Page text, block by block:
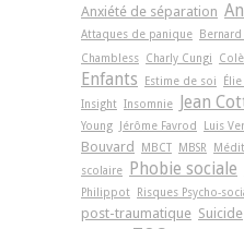
Anxiété de séparation
Attaques de panique Bernard
Chambless Charly Cungi
Enfants Estime de soi
Insight Insomnie Jean
Young
Jérôme Favrod Luis
Bouvard
MBCT MBSR
scolaire
Phobie sociale
Philippot
Risques Psycho-
post-traumatique Suicide